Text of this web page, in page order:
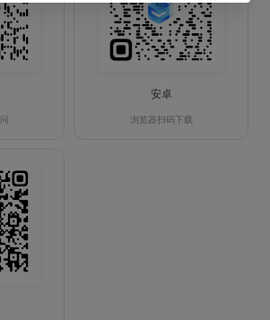
安卓
浏览器扫码下载